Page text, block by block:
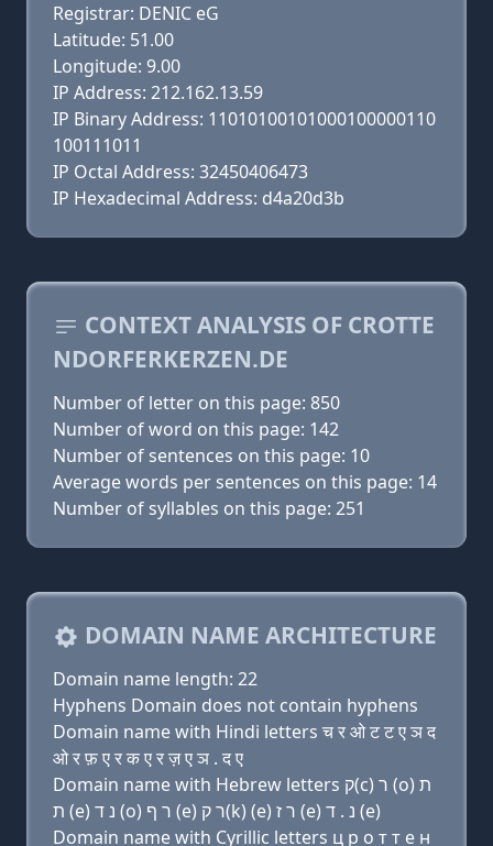
Registrar: DENIC eG
Latitude: 51.00
Longitude: 9.00
IP Address: 212.162.13.59
IP Binary Address: 11010100101000100000110
100111011
IP Octal Address: 32450406473
IP Hexadecimal Address: d4a20d3b
CONTEXT ANALYSIS OF CROTTE
NDORFERKERZEN.DE
Number of letter on this page: 850
Number of word on this page: 142
Number of sentences on this page: 10
Average words per sentences on this page: 14
Number of syllables on this page: 251
DOMAIN NAME ARCHITECTURE
Domain name length: 22
Hyphens Domain does not contain hyphens
Domain name with Hindi letters च र ओ ट ट ए ञ द
ओ र फ़ ए र क ए र ज़ ए ञ . द ए
Domain name with Hebrew letters ק(c) ר (ο) ת
ת (e) נ ד (ο) ר ף (e) ר ק(k) (e) ר ז (e) נ . ד (e)
Domain name with Cyrillic letters ц р о т т e н